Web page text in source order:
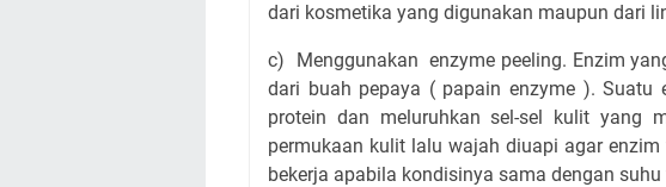
dari kosmetika yang digunakan maupun dari
c) Menggunakan enzyme peeling. Enzim
dari buah pepaya ( papain enzyme ). Suatu
protein dan meluruhkan sel-sel kulit yang
permukaan kulit lalu wajah diuapi agar
bekerja apabila kondisinya sama dengan suhu